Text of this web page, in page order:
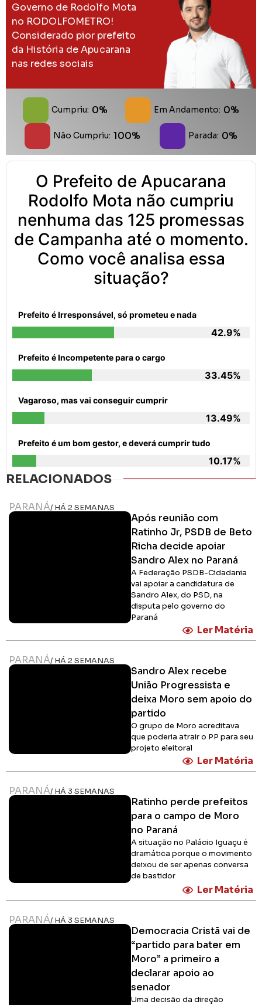
Governo de Rodolfo Mota
no RODOLFOMETRO!
Considerado pior prefeito
da História de Apucarana
nas redes sociais
Cumpriu: 0% Em Andamento: 0%
Não Cumpriu: 100% Parada: 0%
O Prefeito de Apucarana
Rodolfo Mota não cumpriu
nenhuma das 125 promessas
de Campanha até o momento.
Como você analisa essa
situação?
Prefeito é Irresponsável, só prometeu e nada
42.9%
Prefeito é Incompetente para o cargo
33.45%
Vagaroso, mas vai conseguir cumprir
13.49%
Prefeito é um bom gestor, e deverá cumprir tudo
10.17%
RELACIONADOS
PARANÁ/ HÁ 2 SEMANAS
Após reunião com
Ratinho Jr, PSDB de Beto
Richa decide apoiar
Sandro Alex no Paraná
A Federação PSDB-Cidadania
vai apoiar a candidatura de
Sandro Alex, do PSD, na
disputa pelo governo do
Paraná
Ler Matéria
PARANÁ/ HÁ 2 SEMANAS
Sandro Alex recebe
União Progressista e
deixa Moro sem apoio do
partido
O grupo de Moro acreditava
que poderia atrair o PP para seu
projeto eleitoral
Ler Matéria
PARANÁ/ HÁ 3 SEMANAS
Ratinho perde prefeitos
para o campo de Moro
no Paraná
A situação no Palácio Iguaçu é
dramática porque o movimento
deixou de ser apenas conversa
de bastidor
Ler Matéria
PARANÁ/ HÁ 3 SEMANAS
Democracia Cristã vai de
“partido para bater em
Moro” a primeiro a
declarar apoio ao
senador
Uma decisão da direção